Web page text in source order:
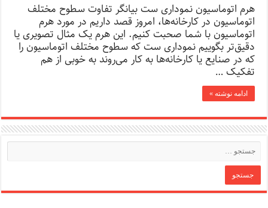
هرم اتوماسیون نموداری ست بیانگر تفاوت سطوح مختلف
اتوماسیون در کارخانه‌ها، امروز قصد داریم در مورد هرم
اتوماسیون با شما صحبت کنیم. این هرم یک مثال تصویری یا
دقیق‌تر بگوییم نموداری ست که سطوح مختلف اتوماسیون را
که در صنایع یا کارخانه‌ها به کار می‌روند به خوبی از هم
تفکیک …
ادامه نوشته »